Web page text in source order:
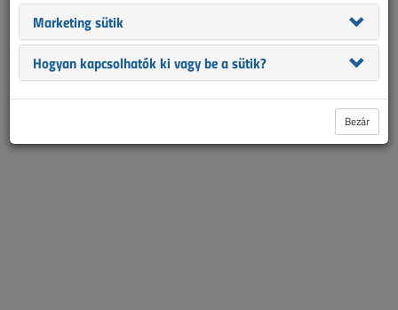
részére.
2007. márciusi lapszám
Marketing sütik
Hogyan kapcsolhatók ki vagy be a sütik?
Bezár